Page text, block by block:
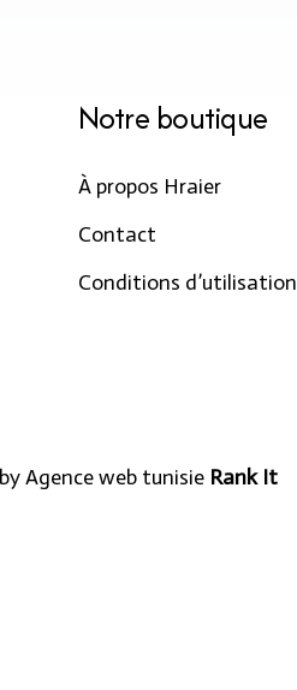
Notre boutique
À propos Hraier
Contact
Conditions d’utilisation
Agence web tunisie Rank It